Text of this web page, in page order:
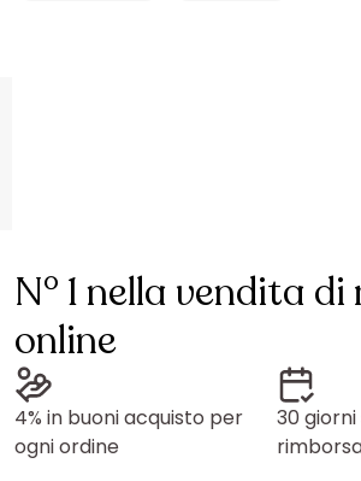
N° 1 nella vendita
online
4% in buoni acquisto per
ogni ordine
30